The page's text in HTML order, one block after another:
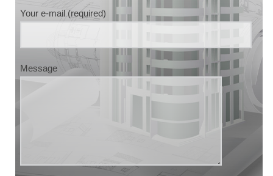
Your e-mail (required)
Message